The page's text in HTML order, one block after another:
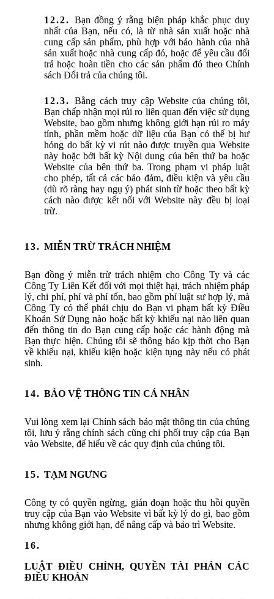
Bạn đồng ý rằng biện pháp khắc phục duy
nhất của Bạn, nếu có, là từ nhà sản xuất hoặc nhà
cung cấp sản phẩm, phù hợp với bảo hành của nhà
sản xuất hoặc nhà cung cấp đó, hoặc để yêu cầu đổi
trả hoặc hoàn tiền cho các sản phẩm đó theo Chính
sách Đổi trả của chúng tôi.
Bằng cách truy cập Website của chúng tôi,
Bạn chấp nhận mọi rủi ro liên quan đến việc sử dụng
Website, bao gồm nhưng không giới hạn rủi ro máy
tính, phần mềm hoặc dữ liệu của Bạn có thể bị hư
hỏng do bất kỳ vi rút nào được truyền qua Website
này hoặc bởi bất kỳ Nội dung của bên thứ ba hoặc
Website của bên thứ ba. Trong phạm vi pháp luật
cho phép, tất cả các bảo đảm, điều kiện và yêu cầu
(dù rõ ràng hay ngụ ý) phát sinh từ hoặc theo bất kỳ
cách nào được kết nối với Website này đều bị loại
trừ.
MIỄN TRỪ TRÁCH NHIỆM
Bạn đồng ý miễn trừ trách nhiệm cho Công Ty và các
Công Ty Liên Kết đối với mọi thiệt hại, trách nhiệm pháp
lý, chi phí, phí và phí tổn, bao gồm phí luật sư hợp lý, mà
Công Ty có thể phải chịu do Bạn vi phạm bất kỳ Điều
Khoản Sử Dụng nào hoặc bất kỳ khiếu nại nào liên quan
đến thông tin do Bạn cung cấp hoặc các hành động mà
Bạn thực hiện. Chúng tôi sẽ thông báo kịp thời cho Bạn
về khiếu nại, khiếu kiện hoặc kiện tụng này nếu có phát
sinh.
BẢO VỆ THÔNG TIN CÁ NHÂN
Vui lòng xem lại Chính sách bảo mật thông tin của chúng
tôi, lưu ý rằng chính sách cũng chi phối truy cập của Bạn
vào Website, để hiểu về các quy định của chúng tôi.
TẠM NGƯNG
Công ty có quyền ngừng, gián đoạn hoặc thu hồi quyền
truy cập của Bạn vào Website vì bất kỳ lý do gì, bao gồm
nhưng không giới hạn, để nâng cấp và bảo trì Website.
LUẬT ĐIỀU CHỈNH, QUYỀN TÀI PHÁN CÁC
ĐIỀU KHOẢN